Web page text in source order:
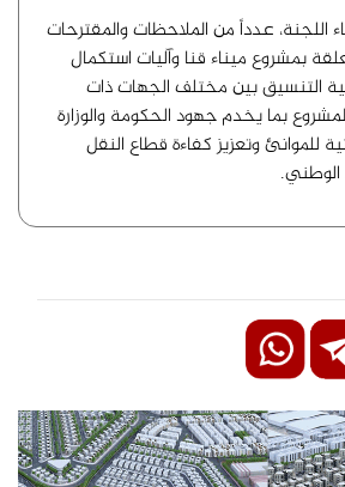
عدداً من الملاحظات والمقترحات
بمشروع ميناء قنا وآليات استكمال
التنسيق بين مختلف الجهات ذات
بما يخدم جهود الحكومة والوزارة
للموانئ وتعزيز كفاءة قطاع النقل
الوطني.